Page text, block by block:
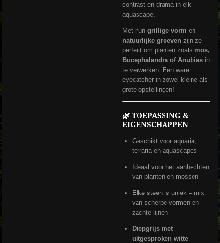
contrast en drama in elk
aquascape.
Met hun grillige vorm en
natuurlijke groeven zijn ze
perfect om planten zoals mos,
Bucephalandra of Anubias in
te verwerken. Een ware
eyecatcher in zowel kleine als
grote opstellingen!
🌿 TOEPASSING &
EIGENSCHAPPEN
Geschikt voor aquaria,
terraria en aquascapes
Ideaal voor het aanhechten
van planten en mossen
Elke steen is uniek – mix
van scherpe vormen en
zachte lijnen
Diepgrijs met
uitgesproken witte